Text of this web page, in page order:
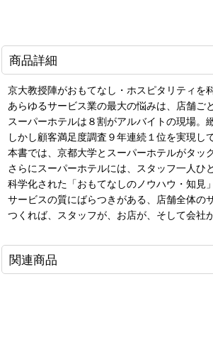
商品詳細
京大教授陣がおもてなし・ホスピタリティを
あらゆるサービス業の最大の悩みは、店舗ご
スーパーホテルは８割がアルバイトの現場。
しかし顧客満足度調査９年連続１位を実現し
本書では、京都大学とスーパーホテルがタッ
さらにスーパーホテルには、スタッフ一人ひ
科学化された「おもてなしのノウハウ・知見
サービスの質にばらつきがある、店舗全体
つくれば、スタッフが、お店が、そして会社
関連商品